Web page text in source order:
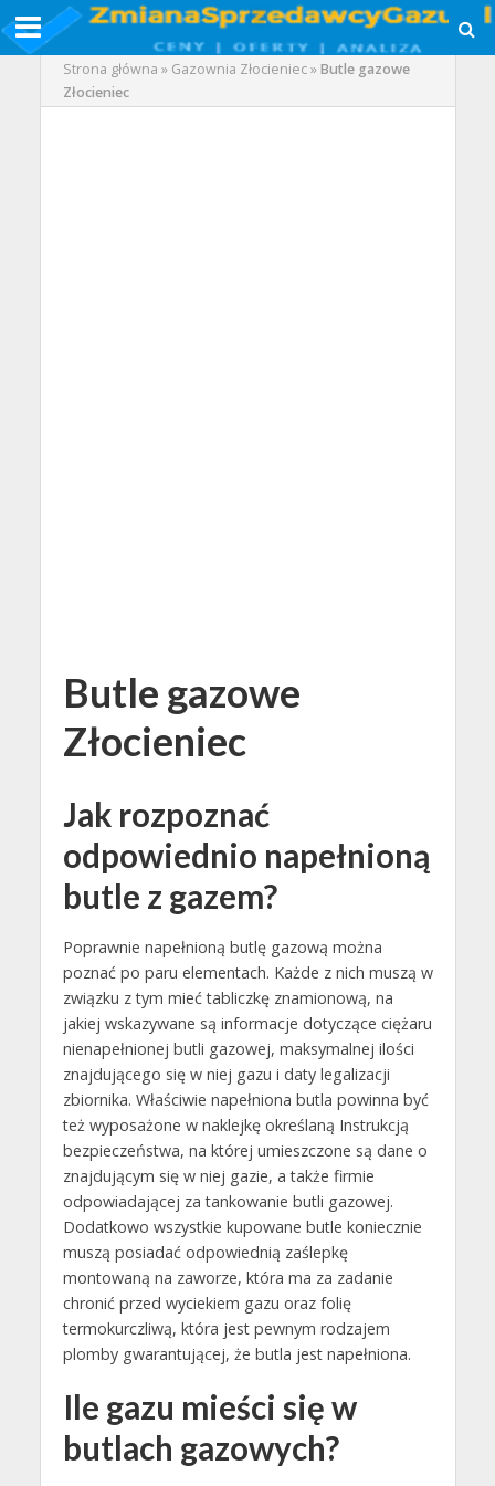
Strona główna » Gazownia Złocieniec»Butle gazowe
Złocieniec
Butle gazowe
Złocieniec
Jak rozpoznać
odpowiednio napełnioną
butle z gazem?
Poprawnie napełnioną butlę gazową można
poznać po paru elementach. Każde z nich muszą w
związku z tym mieć tabliczkę znamionową, na
jakiej wskazywane są informacje dotyczące ciężaru
nienapełnionej butli gazowej, maksymalnej ilości
znajdującego się w niej gazu i daty legalizacji
zbiornika. Właściwie napełniona butla powinna być
też wyposażone w naklejkę określaną Instrukcją
bezpieczeństwa, na której umieszczone są dane o
znajdującym się w niej gazie, a także firmie
odpowiadającej za tankowanie butli gazowej.
Dodatkowo wszystkie kupowane butle koniecznie
muszą posiadać odpowiednią zaślepkę
montowaną na zaworze, która ma za zadanie
chronić przed wyciekiem gazu oraz folię
termokurczliwą, która jest pewnym rodzajem
plomby gwarantującej, że butla jest napełniona.
Ile gazu mieści się w
butlach gazowych?